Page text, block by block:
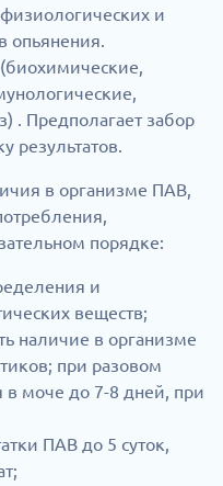
и
опьянения.
. Предполагает забор
результатов.
в организме ПАВ,
порядке:
и
веществ;
наличие в организме
при разовом
моче до 7-8 дней, при
ПАВ до 5 суток,